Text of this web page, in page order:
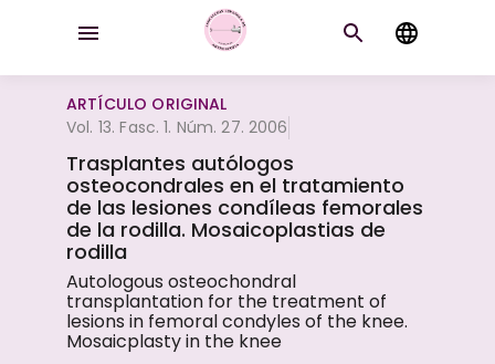
ARTÍCULO ORIGINAL
Vol. 13. Fasc. 1. Núm. 27. 2006
Trasplantes autólogos
osteocondrales en el tratamiento
de las lesiones condíleas femorales
de la rodilla. Mosaicoplastias de
rodilla
Autologous osteochondral
transplantation for the treatment of
lesions in femoral condyles of the knee.
Mosaicplasty in the knee